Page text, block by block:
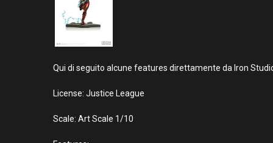
Qui di seguito alcune features direttamente da Iron
License: Justice League
Scale: Art Scale 1/10